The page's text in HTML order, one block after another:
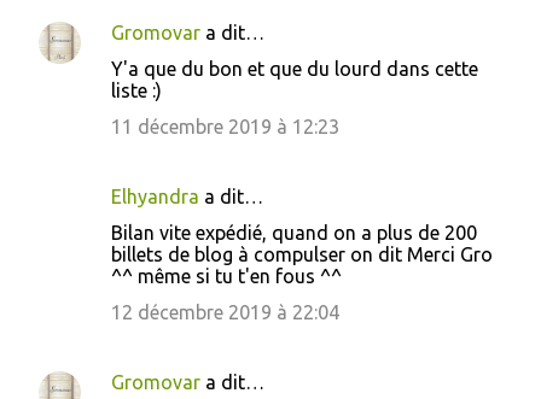
Gromovar a dit…
Y'a que du bon et que du lourd dans cette
liste :)
11 décembre 2019 à 12:23
Elhyandra a dit…
Bilan vite expédié, quand on a plus de 200
billets de blog à compulser on dit Merci Gro
^^ même si tu t'en fous ^^
12 décembre 2019 à 22:04
Gromovar a dit…